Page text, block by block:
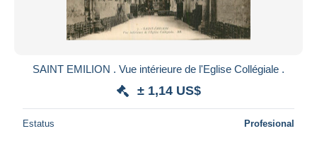
SAINT EMILION . Vue intérieure de l'Eglise Collégiale .
± 1,14 US$
Estatus Profesional